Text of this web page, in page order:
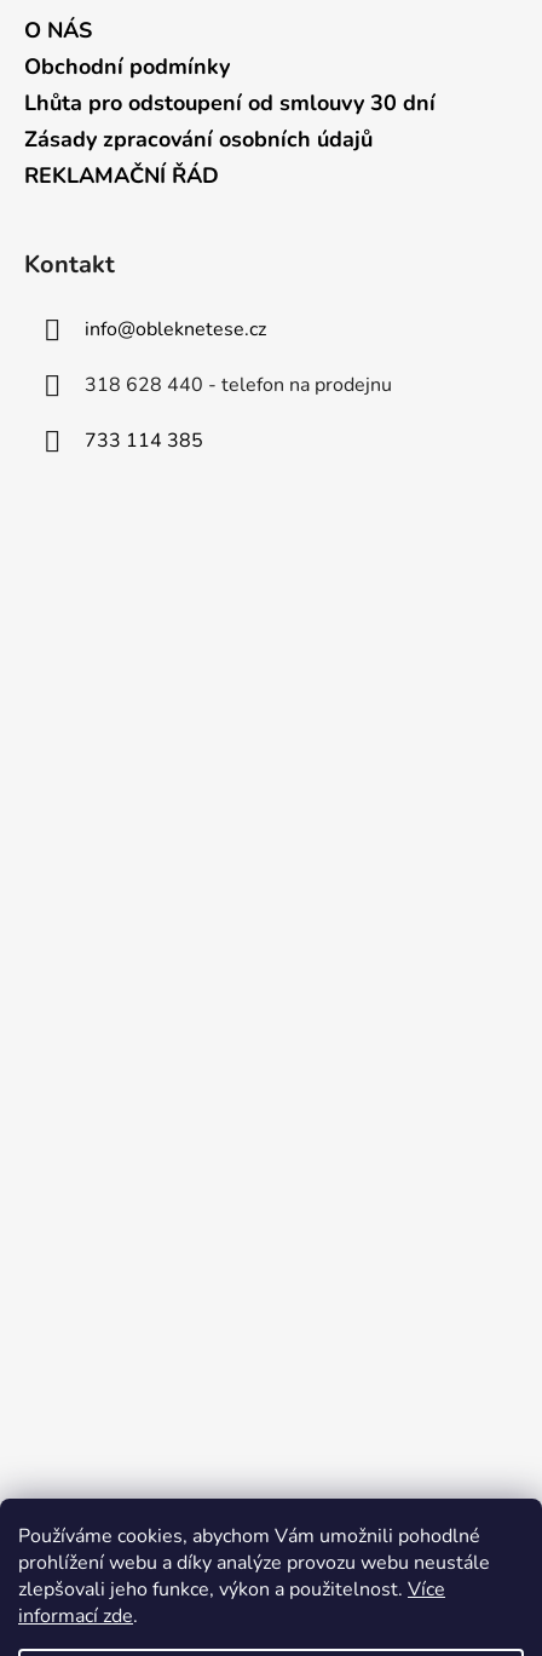
Používáme cookies, abychom Vám umožnili pohodlné
prohlížení webu a díky analýze provozu webu neustále
zlepšovali jeho funkce, výkon a použitelnost. Více
informací zde.
O NÁS
Obchodní podmínky
Lhůta pro odstoupení od smlouvy 30 dní
Zásady zpracování osobních údajů
REKLAMAČNÍ ŘÁD
Kontakt
info@obleknetese.cz
318 628 440 - telefon na prodejnu
733 114 385
Přijímáme online platby